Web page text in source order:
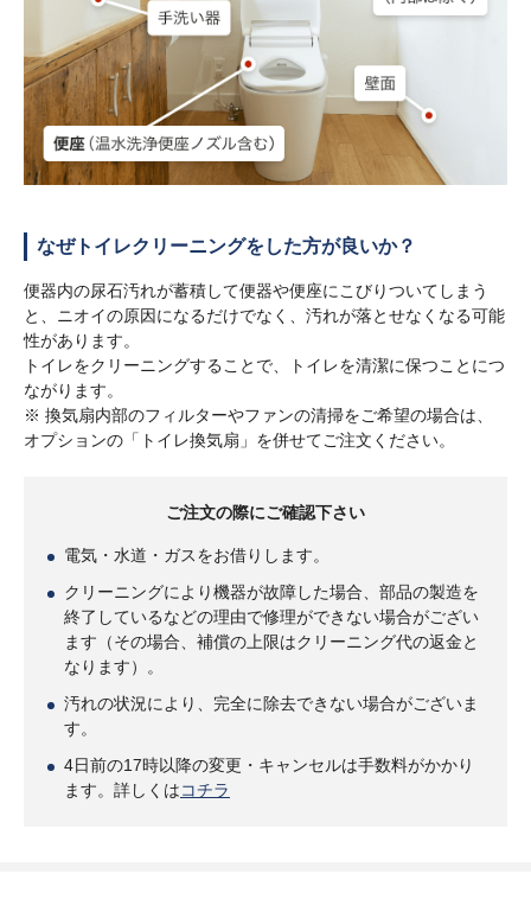
なぜトイレクリーニングをした方が良いか？
便器内の尿石汚れが蓄積して便器や便座にこびりついてしまう
と、ニオイの原因になるだけでなく、汚れが落とせなくなる可能
性があります。
トイレをクリーニングすることで、トイレを清潔に保つことにつ
ながります。
※ 換気扇内部のフィルターやファンの清掃をご希望の場合は、
オプションの「トイレ換気扇」を併せてご注文ください。
ご注文の際にご確認下さい
電気・水道・ガスをお借りします。
クリーニングにより機器が故障した場合、部品の製造を
終了しているなどの理由で修理ができない場合がござい
ます（その場合、補償の上限はクリーニング代の返金と
なります）。
汚れの状況により、完全に除去できない場合がございま
す。
4日前の17時以降の変更・キャンセルは手数料がかかり
ます。詳しくはコチラ